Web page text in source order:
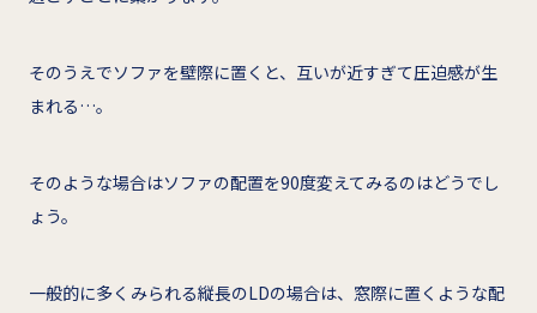
そのうえでソファを壁際に置くと、互いが近すぎて圧迫感が生
まれる…。
そのような場合はソファの配置を90度変えてみるのはどうでし
ょう。
一般的に多くみられる縦長のLDの場合は、窓際に置くような配